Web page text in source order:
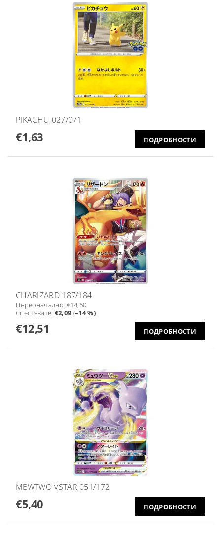
PIKACHU 027/071
€1,63 ПОДРОБНОСТИ
CHARIZARD 187/184
Първоначално:€14,60
Спестявате: €2,09 (–14 %)
€12,51 ПОДРОБНОСТИ
MEWTWO VSTAR 051/172
€5,40 ПОДРОБНОСТИ